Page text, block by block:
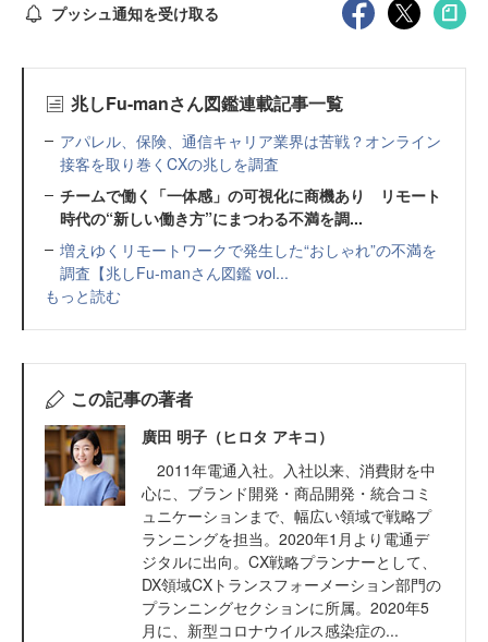
プッシュ通知を受け取る
兆しFu-manさん図鑑連載記事一覧
アパレル、保険、通信キャリア業界は苦戦？オンライン
接客を取り巻くCXの兆しを調査
チームで働く「一体感」の可視化に商機あり リモート
時代の“新しい働き方”にまつわる不満を調...
増えゆくリモートワークで発生した“おしゃれ”の不満を
調査【兆しFu-manさん図鑑 vol...
もっと読む
この記事の著者
廣田 明子（ヒロタ アキコ）
2011年電通入社。入社以来、消費財を中
心に、ブランド開発・商品開発・統合コミ
ュニケーションまで、幅広い領域で戦略プ
ランニングを担当。2020年1月より電通デ
ジタルに出向。CX戦略プランナーとして、
DX領域CXトランスフォーメーション部門の
プランニングセクションに所属。2020年5
月に、新型コロナウイルス感染症の...